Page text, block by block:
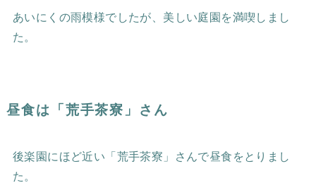
あいにくの雨模様でしたが、美しい庭園を満喫しまし
た。
昼食は「荒手茶寮」さん
後楽園にほど近い「荒手茶寮」さんで昼食をとりまし
た。